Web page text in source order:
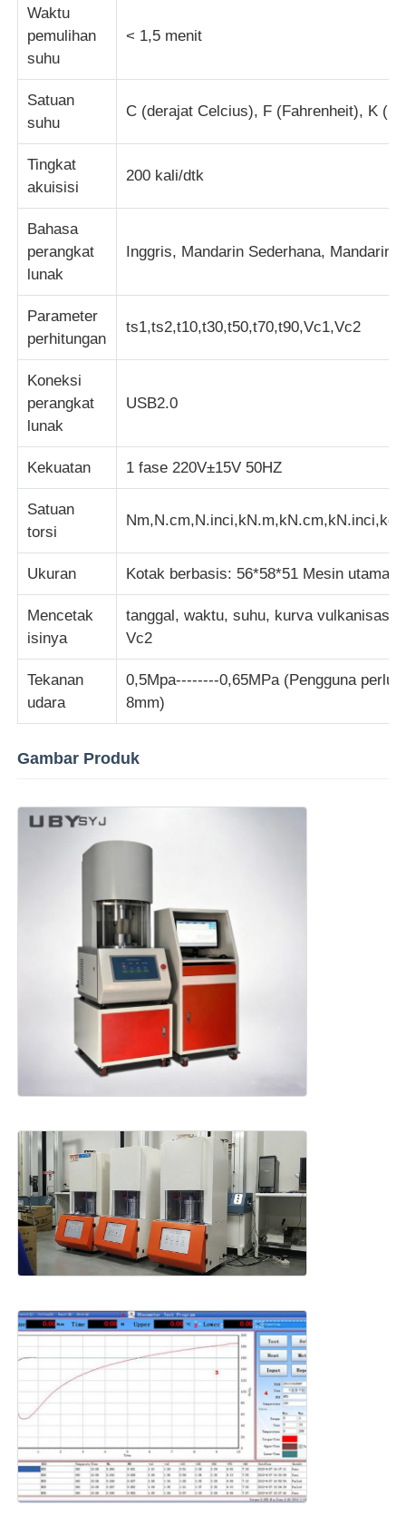
Pengontrol Suhu Dan Kelembapan
Penguji kekerasan
Waktu
pemulihan
suhu
< 1,5 menit
Satuan
suhu
C (derajat Celcius), F (Fahrenheit), K
Tingkat
akuisisi
200 kali/dtk
Bahasa
perangkat
lunak
Inggris, Mandarin Sederhana, Mandarin
Parameter
perhitungan
ts1,ts2,t10,t30,t50,t70,t90,Vc1,Vc2
Koneksi
perangkat
lunak
USB2.0
Kekuatan 1 fase 220V±15V 50HZ
Satuan
torsi
Ukuran Kotak berbasis: 56*58*51 Mesin utama:
Mencetak
isinya
tanggal, waktu, suhu, kurva
Vc2
Tekanan
udara
0,5Mpa--------0,65MPa (Pengguna perlu
8mm)
Gambar Produk